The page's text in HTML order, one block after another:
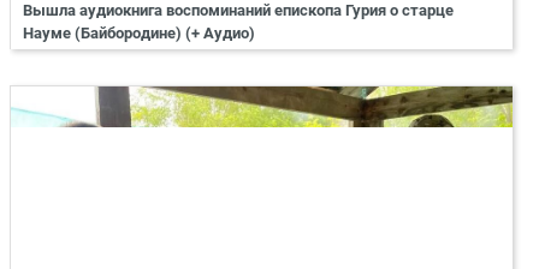
Вышла аудиокнига воспоминаний епископа Гурия о старце
Науме (Байбородине) (+ Аудио)